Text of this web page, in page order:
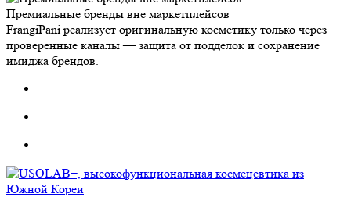
Премиальные бренды вне маркетплейсов
FrangiPani реализует оригинальную косметику только через
проверенные каналы — защита от подделок и сохранение
имиджа брендов.